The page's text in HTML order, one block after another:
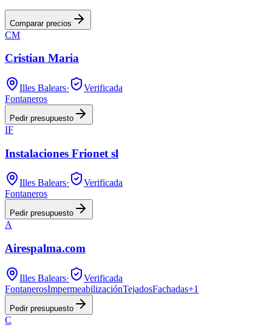
Comparar precios
CM
Cristian Maria
Illes Balears·
Verificada
Fontaneros
Pedir presupuesto
IF
Instalaciones Frionet sl
Illes Balears·
Verificada
Fontaneros
Pedir presupuesto
A
Airespalma.com
Illes Balears·
Verificada
FontanerosImpermeabilizaciónTejadosFachadas+1
Pedir presupuesto
C